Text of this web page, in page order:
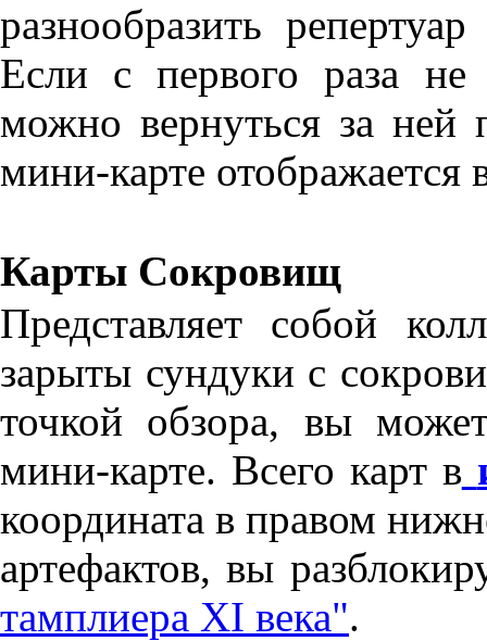
разнообразить
Если с первого раза не
можно вернуться за ней
мини-карте отображается
Карты Сокровищ
Представляет собой
зарыты сундуки с
точкой обзора, вы
мини-карте. Всего карт в
координата в правом
артефактов, вы
тамплиера XI века".